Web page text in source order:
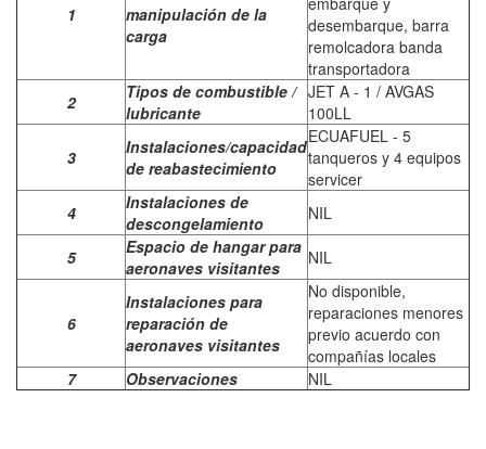
1
manipulación de la
carga
desembarque, barra
remolcadora banda
transportadora
2
Tipos de combustible /
lubricante
JET A - 1 / AVGAS
100LL
3
Instalaciones/capacidad
de reabastecimiento
ECUAFUEL - 5
tanqueros y 4 equipos
servicer
4
Instalaciones de
descongelamiento
NIL
5
Espacio de hangar para
aeronaves visitantes
NIL
6
Instalaciones para
reparación de
aeronaves visitantes
No disponible,
reparaciones menores
previo acuerdo con
compañías locales
7
Observaciones NIL